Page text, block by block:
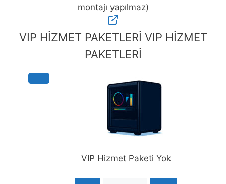
montajı yapılmaz)
MontajVIP HİZMET PAKETLERİ VIP HİZMET
PAKETLERİ
VIP Hizmet Paketi Yok